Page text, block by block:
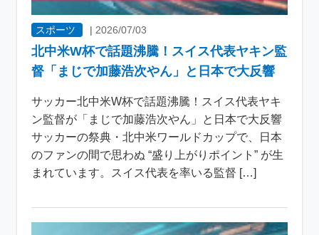
スポーツ | 2026/07/03
北中米W杯で話題沸騰！スイス代表ヤキン監
督「まじで加藤浩次やん」と日本で大反響
サッカー北中米W杯で話題沸騰！スイス代表ヤキ
ン監督が「まじで加藤浩次やん」と日本で大反響
サッカーの祭典・北中米ワールドカップで、日本
のファンの間で思わぬ “盛り上がりポイント” が生
まれています。スイス代表を率いる監督 […]